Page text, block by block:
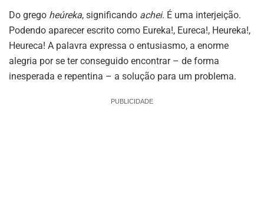
Do grego heúreka, significando achei. É uma interjeição.
Podendo aparecer escrito como Eureka!, Eureca!, Heureka!,
Heureca! A palavra expressa o entusiasmo, a enorme
alegria por se ter conseguido encontrar – de forma
inesperada e repentina – a solução para um problema.
PUBLICIDADE